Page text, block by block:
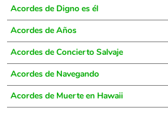
Acordes de Digno es él
Acordes de Años
Acordes de Concierto Salvaje
Acordes de Navegando
Acordes de Muerte en Hawaii